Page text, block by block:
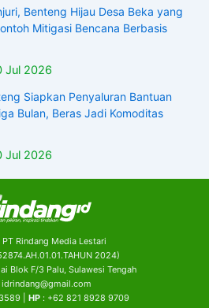
Benteng Hijau Desa Beka yang
Mitigasi Bencana Berbasis
Jul 2026
Siapkan Penyaluran Bantuan
Bulan, Beras Jadi Komoditas
Jul 2026
Rindang Media Lestari
2024)
Blok F/3 Palu, Sulawesi Tengah
idrindang@gmail.com
| HP : +62 821 8928 9709